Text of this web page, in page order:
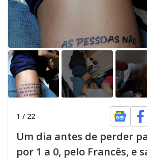
1 / 22
Um dia antes de perder
por 1 a 0, pelo Francês, e